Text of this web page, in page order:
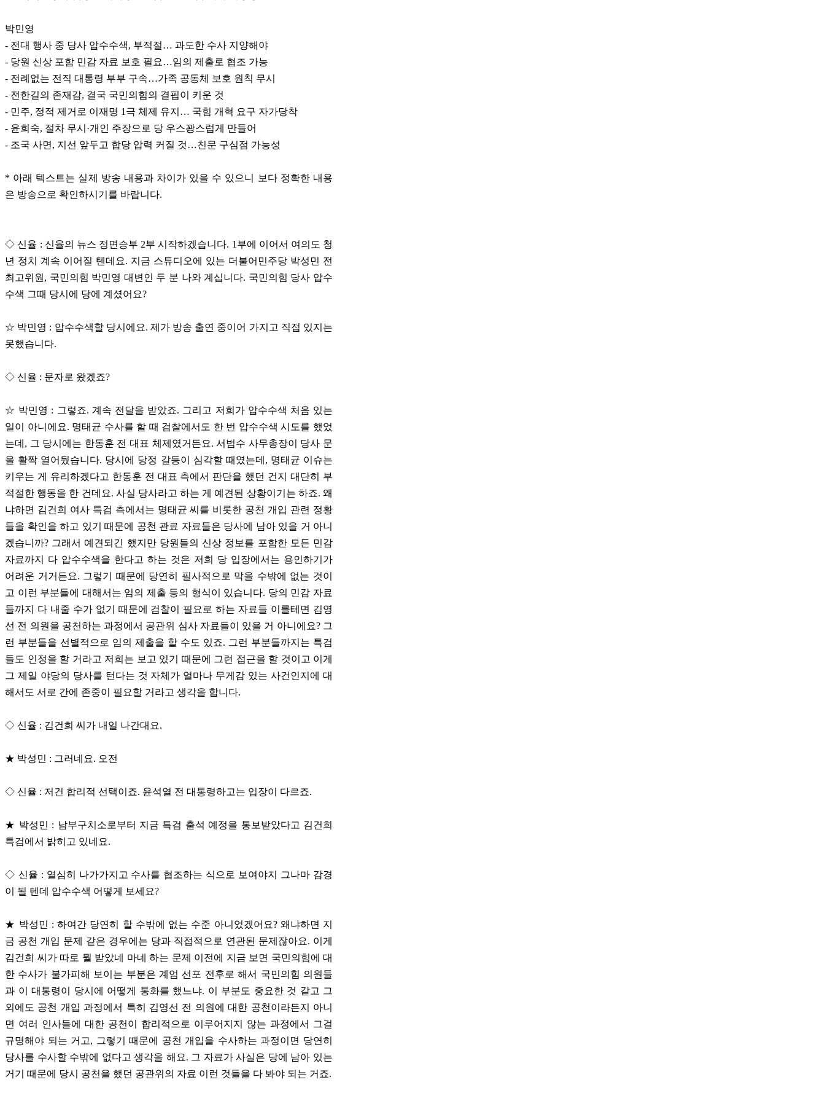
박민영
- 전대 행사 중 당사 압수수색, 부적절… 과도한 수사 지양해야
- 당원 신상 포함 민감 자료 보호 필요…임의 제출로 협조 가능
- 전례없는 전직 대통령 부부 구속…가족 공동체 보호 원칙 무시
- 전한길의 존재감, 결국 국민의힘의 결핍이 키운 것
- 민주, 정적 제거로 이재명 1극 체제 유지… 국힘 개혁 요구 자가당착
- 윤희숙, 절차 무시·개인 주장으로 당 우스꽝스럽게 만들어
- 조국 사면, 지선 앞두고 합당 압력 커질 것…친문 구심점 가능성
* 아래 텍스트는 실제 방송 내용과 차이가 있을 수 있으니 보다 정확한 내용
은 방송으로 확인하시기를 바랍니다.
◇ 신율 : 신율의 뉴스 정면승부 2부 시작하겠습니다. 1부에 이어서 여의도 청
년 정치 계속 이어질 텐데요. 지금 스튜디오에 있는 더불어민주당 박성민 전
최고위원, 국민의힘 박민영 대변인 두 분 나와 계십니다. 국민의힘 당사 압수
수색 그때 당시에 당에 계셨어요?
☆ 박민영 : 압수수색할 당시에요. 제가 방송 출연 중이어 가지고 직접 있지는
못했습니다.
◇ 신율 : 문자로 왔겠죠?
☆ 박민영 : 그렇죠. 계속 전달을 받았죠. 그리고 저희가 압수수색 처음 있는
일이 아니에요. 명태균 수사를 할 때 검찰에서도 한 번 압수수색 시도를 했었
는데, 그 당시에는 한동훈 전 대표 체제였거든요. 서범수 사무총장이 당사 문
을 활짝 열어뒀습니다. 당시에 당정 갈등이 심각할 때였는데, 명태균 이슈는
키우는 게 유리하겠다고 한동훈 전 대표 측에서 판단을 했던 건지 대단히 부
적절한 행동을 한 건데요. 사실 당사라고 하는 게 예견된 상황이기는 하죠. 왜
냐하면 김건희 여사 특검 측에서는 명태균 씨를 비롯한 공천 개입 관련 정황
들을 확인을 하고 있기 때문에 공천 관료 자료들은 당사에 남아 있을 거 아니
겠습니까? 그래서 예견되긴 했지만 당원들의 신상 정보를 포함한 모든 민감
자료까지 다 압수수색을 한다고 하는 것은 저희 당 입장에서는 용인하기가
어려운 거거든요. 그렇기 때문에 당연히 필사적으로 막을 수밖에 없는 것이
고 이런 부분들에 대해서는 임의 제출 등의 형식이 있습니다. 당의 민감 자료
들까지 다 내줄 수가 없기 때문에 검찰이 필요로 하는 자료들 이를테면 김영
선 전 의원을 공천하는 과정에서 공관위 심사 자료들이 있을 거 아니에요? 그
런 부분들을 선별적으로 임의 제출을 할 수도 있죠. 그런 부분들까지는 특검
들도 인정을 할 거라고 저희는 보고 있기 때문에 그런 접근을 할 것이고 이게
그 제일 야당의 당사를 턴다는 것 자체가 얼마나 무게감 있는 사건인지에 대
해서도 서로 간에 존중이 필요할 거라고 생각을 합니다.
◇ 신율 : 김건희 씨가 내일 나간대요.
★ 박성민 : 그러네요. 오전
◇ 신율 : 저건 합리적 선택이죠. 윤석열 전 대통령하고는 입장이 다르죠.
★ 박성민 : 남부구치소로부터 지금 특검 출석 예정을 통보받았다고 김건희
특검에서 밝히고 있네요.
◇ 신율 : 열심히 나가가지고 수사를 협조하는 식으로 보여야지 그나마 감경
이 될 텐데 압수수색 어떻게 보세요?
★ 박성민 : 하여간 당연히 할 수밖에 없는 수준 아니었겠어요? 왜냐하면 지
금 공천 개입 문제 같은 경우에는 당과 직접적으로 연관된 문제잖아요. 이게
김건희 씨가 따로 뭘 받았네 마네 하는 문제 이전에 지금 보면 국민의힘에 대
한 수사가 불가피해 보이는 부분은 계엄 선포 전후로 해서 국민의힘 의원들
과 이 대통령이 당시에 어떻게 통화를 했느냐. 이 부분도 중요한 것 같고 그
외에도 공천 개입 과정에서 특히 김영선 전 의원에 대한 공천이라든지 아니
면 여러 인사들에 대한 공천이 합리적으로 이루어지지 않는 과정에서 그걸
규명해야 되는 거고, 그렇기 때문에 공천 개입을 수사하는 과정이면 당연히
당사를 수사할 수밖에 없다고 생각을 해요. 그 자료가 사실은 당에 남아 있는
거기 때문에 당시 공천을 했던 공관위의 자료 이런 것들을 다 봐야 되는 거죠.